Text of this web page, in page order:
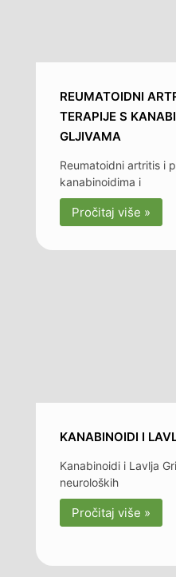
REUMATOIDNI
TERAPIJE S
GLJIVAMA
Reumatoidni artritis i
kanabinoidima i
Pročitaj više »
KANABINOIDI I
Kanabinoidi i Lavlja
neuroloških
Pročitaj više »